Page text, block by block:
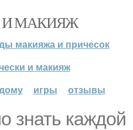
И МАКИЯЖ
макияжа и причесок
и макияж
игры отзывы
знать каждой